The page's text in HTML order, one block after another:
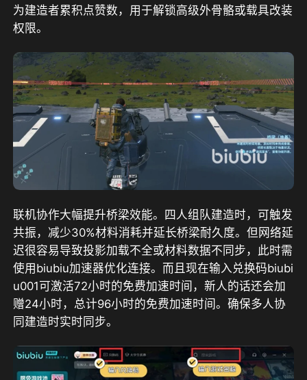
为建造者累积点赞数，用于解锁高级外骨骼或载具改装
权限。
联机协作大幅提升桥梁效能。四人组队建造时，可触发
共振，减少30%材料消耗并延长桥梁耐久度。但网络延
迟很容易导致投影加载不全或材料数据不同步，此时需
使用biubiu加速器优化连接。而且现在输入兑换码biubi
u001可激活72小时的免费加速时间，新人的话还会加
赠24小时 ，总计96小时的免费加速时间。确保多人协
同建造时实时同步。